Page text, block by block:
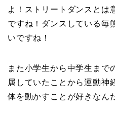
よ！ストリートダンスとは
ですね！ダンスしている毎
いですね！
また小学生から中学生まで
属していたことから運動神
体を動かすことが好きなん